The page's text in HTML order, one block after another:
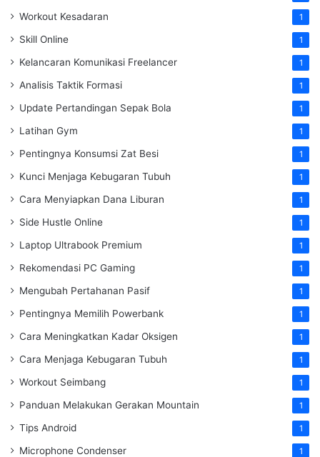
Workout Kesadaran 1
Skill Online 1
Kelancaran Komunikasi Freelancer 1
Analisis Taktik Formasi 1
Update Pertandingan Sepak Bola 1
Latihan Gym 1
Pentingnya Konsumsi Zat Besi 1
Kunci Menjaga Kebugaran Tubuh 1
Cara Menyiapkan Dana Liburan 1
Side Hustle Online 1
Laptop Ultrabook Premium 1
Rekomendasi PC Gaming 1
Mengubah Pertahanan Pasif 1
Pentingnya Memilih Powerbank 1
Cara Meningkatkan Kadar Oksigen 1
Cara Menjaga Kebugaran Tubuh 1
Workout Seimbang 1
Panduan Melakukan Gerakan Mountain 1
Tips Android 1
Microphone Condenser 1